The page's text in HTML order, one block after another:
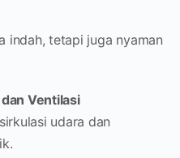
indah, tetapi juga nyaman
Ventilasi
udara dan